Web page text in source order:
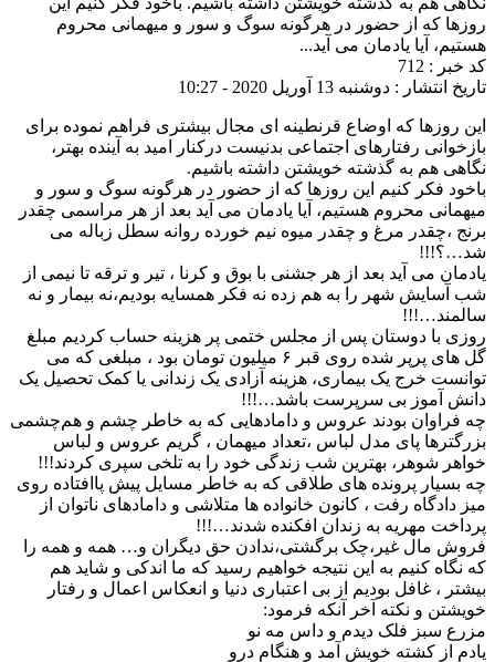
روزها که از حضور در هرگونه سوگ و سور و میهمانی محروم
هستیم، آیا یادمان می آید...
کد خبر : 712
تاریخ انتشار : دوشنبه 13 آوریل 2020 - 10:27
این روزها که اوضاع قرنطینه ای مجال بیشتری فراهم نموده برای
بازخوانی رفتارهای اجتماعی بدنیست ‌درکنار امید به آینده بهتر،
نگاهی هم به گذشته خویشتن داشته باشیم.
باخود فکر کنیم این روزها که از حضور در هرگونه سوگ و سور و
میهمانی محروم هستیم، آیا یادمان می آید بعد از هر مراسمی چقدر
برنج ،چقدر مرغ و چقدر میوه نیم خورده روانه سطل زباله می
شد…؟!!!
یادمان می آید بعد از هر جشنی با بوق و کرنا ، تیر و ترقه تا نیمی از
شب آسایش شهر را به هم زده نه فکر همسایه بودیم،نه بیمار و نه
سالمند…!!!
روزی با دوستان پس از ‌مجلس ختمی پر هزینه حساب کردیم مبلغ
گل های پرپر شده روی قبر ۶ میلیون تومان بود ، مبلغی که می
توانست خرج یک بیماری، هزینه آزادی یک زندانی یا کمک تحصیل یک
دانش آموز بی سرپرست باشد‌…!!!
چه فراوان بودند عروس و دامادهایی که به خاطر چشم و هم‌چشمی
بزرگترها پای مدل لباس ،تعداد میهمان ، گریم عروس و لباس
خواهر شوهر، بهترین شب زندگی خود را به تلخی سپری کردند!!!
چه بسیار پرونده های طلاقی که به خاطر مسایل پیش پاافتاده روی
میز دادگاه رفت ، کانون خانواده ها متلاشی و دامادهای ناتوان از
پرداخت مهریه به زندان افکنده شدند…!!!
فروش مال غیر،چک برگشتی،ندادن حق دیگران و… همه و همه را
که نگاه کنیم به این نتیجه خواهیم رسید که ما اندکی و شاید هم
بیشتر ، غافل بودیم از بی اعتباری دنیا و انعکاس اعمال و رفتار
خویشتن و ‌نکته آخر آنکه فرمود:
مزرع سبز فلک دیدم و داس مه نو
یادم از کشته خویش آمد و هنگام درو